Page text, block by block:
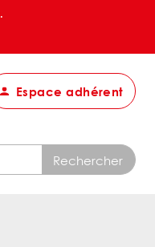
Espace adhérent